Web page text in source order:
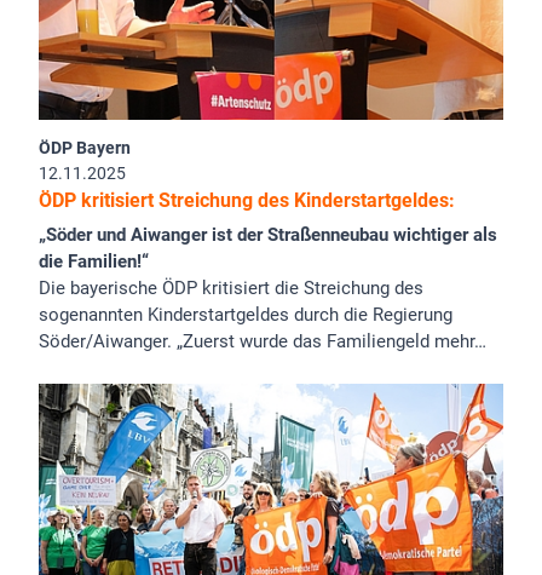
ÖDP Bayern
12.11.2025
ÖDP kritisiert Streichung des Kinderstartgeldes:
„Söder und Aiwanger ist der Straßenneubau wichtiger als
die Familien!“
Die bayerische ÖDP kritisiert die Streichung des
sogenannten Kinderstartgeldes durch die Regierung
Söder/Aiwanger. „Zuerst wurde das Familiengeld mehr…